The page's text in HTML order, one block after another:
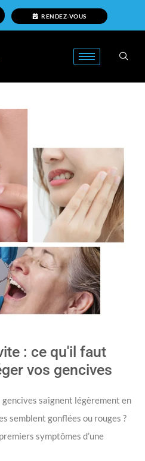
RENDEZ-VOUS
: ce qu'il faut
vos gencives
gencives saignent légèrement en
semblent gonflées ou rouges ?
symptômes d’une